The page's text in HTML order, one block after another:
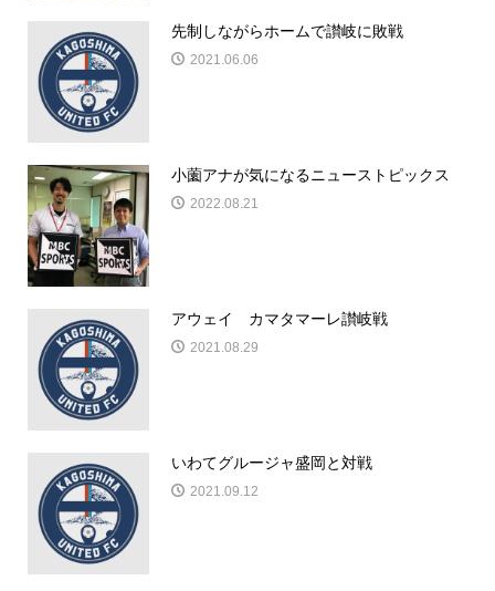
先制しながらホームで讃岐に敗戦
2021.06.06
小薗アナが気になるニューストピックス
2022.08.21
アウェイ カマタマーレ讃岐戦
2021.08.29
いわてグルージャ盛岡と対戦
2021.09.12